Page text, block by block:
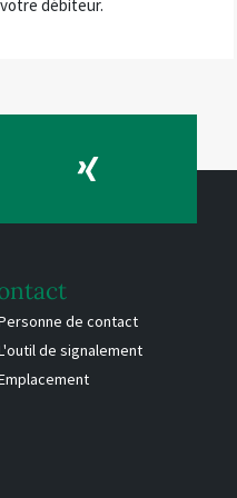
débiteur.
de contact
de signalement